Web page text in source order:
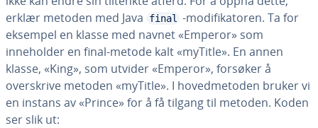
erklær metoden med Java
final
-modifikatoren. Ta for
eksempel en klasse med navnet «Emperor» som
inneholder en final-metode kalt «myTitle». En annen
klasse, «King», som utvider «Emperor», forsøker å
overskrive metoden «myTitle». I hovedmetoden bruker vi
en instans av «Prince» for å få tilgang til metoden. Koden
ser slik ut: